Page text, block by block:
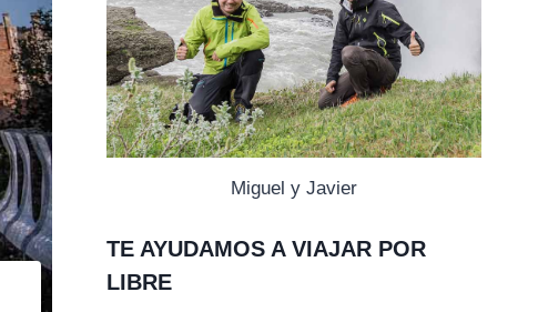
Miguel y Javier
TE AYUDAMOS A VIAJAR POR
LIBRE